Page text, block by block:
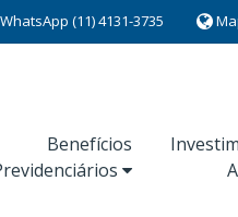
(11) 4131-3735
Benefícios